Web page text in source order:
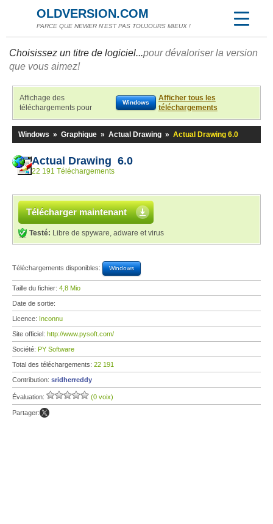
OLDVERSION.COM
PARCE QUE NEWER N'EST PAS TOUJOURS MIEUX !
Choisissez un titre de logiciel...pour dévaloriser la version
que vous aimez!
Affichage des
téléchargements pour
Windows
Afficher tous les
téléchargements
Windows » Graphique » Actual Drawing » Actual Drawing 6.0
Actual Drawing 6.0
22 191 Téléchargements
Télécharger maintenant
Testé: Libre de spyware, adware et virus
Téléchargements disponibles: Windows
Taille du fichier: 4,8 Mio
Date de sortie:
Licence: Inconnu
Site officiel: http://www.pysoft.com/
Société: PY Software
Total des téléchargements: 22 191
Contribution: sridherreddy
Évaluation: (0 voix)
Partager: